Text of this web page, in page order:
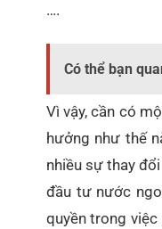
….
Có thể bạn
Vì vậy, cần có
hưởng như thế
nhiều sự thay
đầu tư nước
quyền trong việc